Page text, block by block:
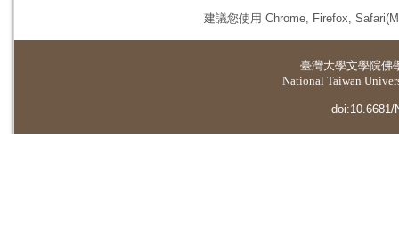
建議您使用 Chrome, Firefox,
臺灣大學文學院佛
National Taiwan
doi:10.6681/